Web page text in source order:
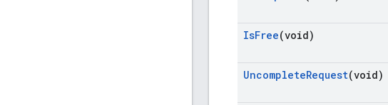
IsFree(void)
UncompleteRequest(void)